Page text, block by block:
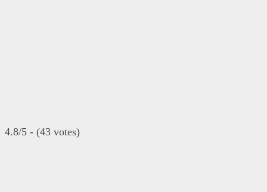
4.8/5 - (43 votes)